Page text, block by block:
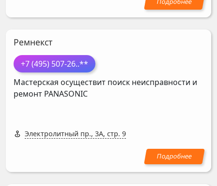
Ремнекст
+7 (495) 507-26..**
Мастерская осуществит поиск неисправности и
ремонт PANASONIC
Электролитный пр., 3А, стр. 9